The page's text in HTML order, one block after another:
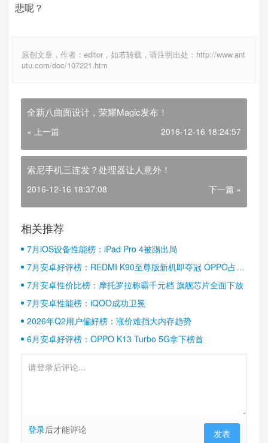
悲呢？
原创文章，作者：editor，如若转载，请注明出处：http://www.ant
utu.com/doc/107221.htm
全新八曲面设计，荣耀Magic发布！
« 上一篇 2016-12-16 18:24:57
索尼手机三连发？处理器让人意外！
2016-12-16 18:37:08 下一篇 »
相关推荐
7月iOS设备性能榜：iPad Pro 4被踢出局
7月安卓好评榜：REDMI K90至尊版新机即夺冠 OPPO占据
半壁江山
7月安卓性价比榜：摩托罗拉称霸千元档 旗舰芯片全面下放
7月安卓性能榜：iQOO成功卫冕
2026年Q2用户偏好榜：涨价难挡大内存趋势
6月安卓好评榜：OPPO K13 Turbo 5G拿下榜首
登录后才能评论 发表